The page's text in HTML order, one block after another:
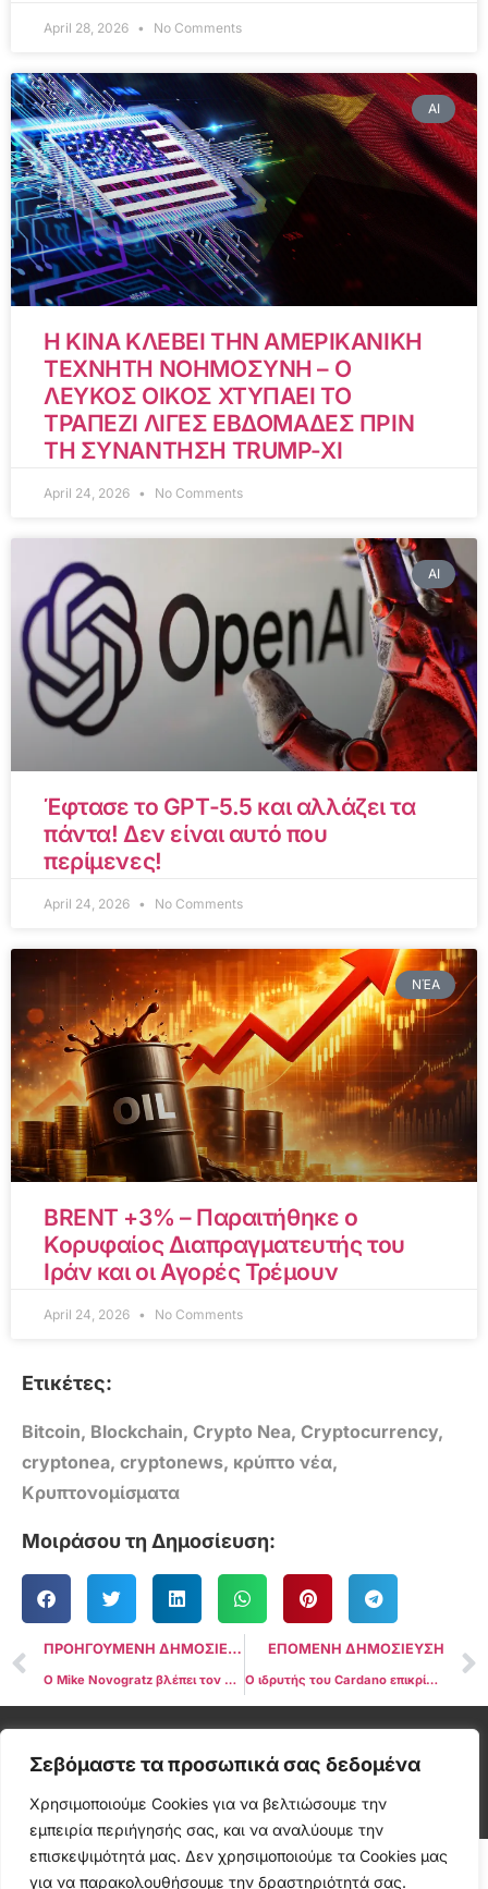
Σεβόμαστε τα προσωπικά σας δεδομένα
Χρησιμοποιούμε Cookies για να βελτιώσουμε την
εμπειρία περιήγησής σας, και να αναλύουμε την
επισκεψιμότητά μας. Δεν χρησιμοποιούμε τα Cookies μας
για να παρακολουθήσουμε την δραστηριότητά σας.
April 28, 2026 No Comments
AI
Η ΚΙΝΑ ΚΛΕΒΕΙ ΤΗΝ ΑΜΕΡΙΚΑΝΙΚΗ
ΤΕΧΝΗΤΗ ΝΟΗΜΟΣΥΝΗ – Ο
ΛΕΥΚΟΣ ΟΙΚΟΣ ΧΤΥΠΑΕΙ ΤΟ
ΤΡΑΠΕΖΙ ΛΙΓΕΣ ΕΒΔΟΜΑΔΕΣ ΠΡΙΝ
ΤΗ ΣΥΝΑΝΤΗΣΗ TRUMP-XI
April 24, 2026 No Comments
AI
Έφτασε το GPT-5.5 και αλλάζει τα
πάντα! Δεν είναι αυτό που
περίμενες!
April 24, 2026 No Comments
ΝΈΑ
BRENT +3% – Παραιτήθηκε ο
Κορυφαίος Διαπραγματευτής του
Ιράν και οι Αγορές Τρέμουν
April 24, 2026 No Comments
Ετικέτες:
Bitcoin, Blockchain, Crypto Nea, Cryptocurrency,
cryptonea, cryptonews, κρύπτο νέα,
Κρυπτονομίσματα
Μοιράσου τη Δημοσίευση:
ΠΡΟΗΓΟΥΜΕΝΗ ΔΗΜΟΣΙΕΥΣΗ
Ο Mike Novogratz βλέπει τον διακανονισμό της Binance ως κάτι θετικό για τον τομέα των κρυπτό
ΕΠΟΜΕΝΗ ΔΗΜΟΣΙΕΥΣΗ
Ο ιδρυτής του Cardano επικρίνει τις ρυθμιστικές αρχές των ΗΠΑ για την αποξένωση του τομέα κρύπτο
Cryptonea © All rights reserved